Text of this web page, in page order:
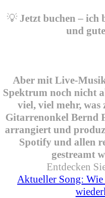
💡 Jetzt buchen –
und
Aber mit Live-
Spektrum noch nicht
viel, viel mehr,
Gitarrenonkel Bernd
arrangiert und
Spotify und allen
gestreamt
Entdecken
Aktueller Song: Wie